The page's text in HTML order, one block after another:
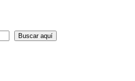
Buscar aquí